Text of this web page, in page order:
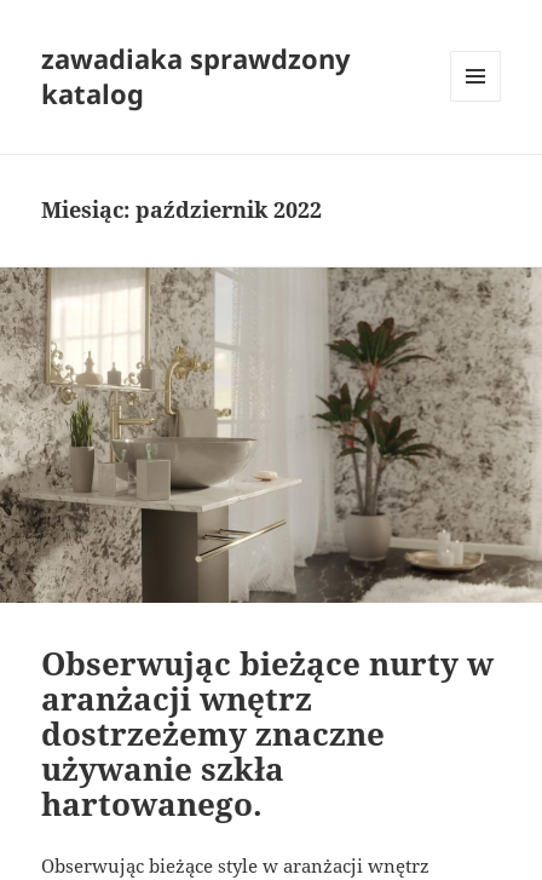
zawadiaka sprawdzony
katalog
Miesiąc:październik 2022
Obserwując bieżące nurty w
aranżacji wnętrz
dostrzeżemy znaczne
używanie szkła
hartowanego.
Obserwując bieżące style w aranżacji wnętrz